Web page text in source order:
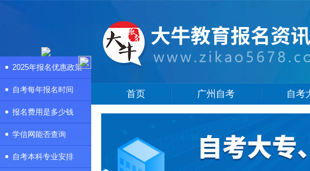
首页 广州自考 自考
2025年报名优惠政策
自考每年报名时间
报名费用是多少钱
学信网能否查询
自考本科专业安排